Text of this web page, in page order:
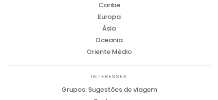
Caribe
Europa
Ásia
Oceania
Oriente Médio
INTERESSES
Grupos: Sugestões de viagem